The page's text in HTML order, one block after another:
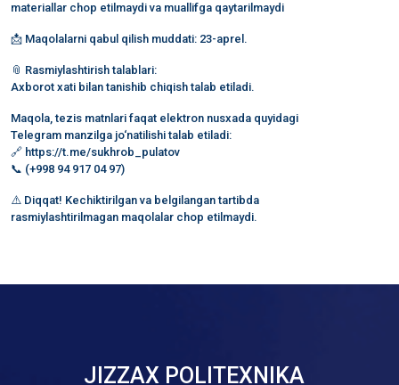
materiallar chop etilmaydi va muallifga qaytarilmaydi
📩 Maqolalarni qabul qilish muddati: 23-aprel.
📎 Rasmiylashtirish talablari:
Axborot xati bilan tanishib chiqish talab etiladi.
Maqola, tezis matnlari faqat elektron nusxada quyidagi
Telegram manzilga jo‘natilishi talab etiladi:
🔗 https://t.me/sukhrob_pulatov
📞 (+998 94 917 04 97)
⚠️ Diqqat! Kechiktirilgan va belgilangan tartibda
rasmiylashtirilmagan maqolalar chop etilmaydi.
JIZZAX POLITEXNIKA